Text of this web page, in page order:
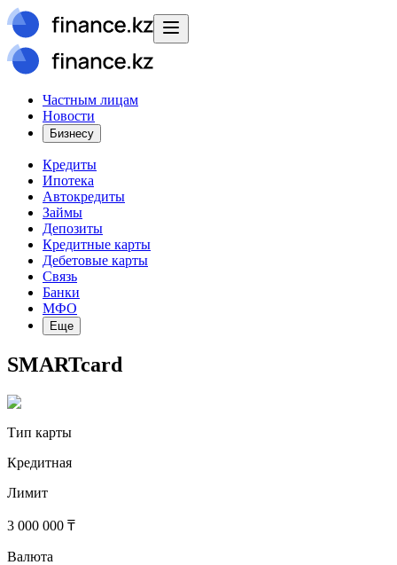
Частным лицам
Новости
Бизнесу
Кредиты
Ипотека
Автокредиты
Займы
Депозиты
Кредитные карты
Дебетовые карты
Связь
Банки
МФО
Еще
SMARTcard
Тип карты
Кредитная
Лимит
3 000 000 ₸
Валюта